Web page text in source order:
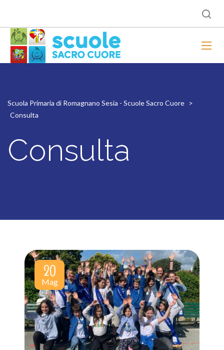
Scuola Primaria di Romagnano Sesia - Scuole Sacro Cuore >
Consulta
Consulta
20
Mag